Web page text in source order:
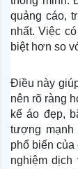
quảng cáo,
nhất. Việc
biệt hơn so
Điều này
nên rõ ràng
kế áo đẹp,
tượng
phổ biến
nghiệm